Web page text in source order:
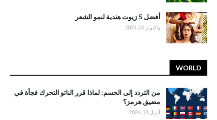
أفضل 5 زيوت هندية لنمو الشعر
واكتوبر 05, 2024
WORLD
من التردد إلى الحسم: لماذا قرر الناتو التحرك فجأة في
مضيق هرمز؟
أبريل 18, 2026